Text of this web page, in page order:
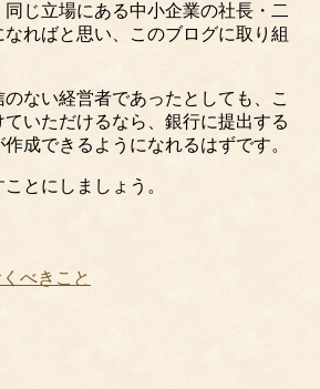
じ立場にある中小企業の社長・二
ればと思い、このブログに取り組
ない経営者であったとしても、こ
いただけるなら、銀行に提出する
作成できるようになれるはずです。
とにしましょう。
べきこと